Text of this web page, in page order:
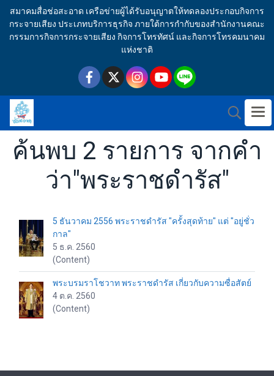
สมาคมสื่อช่อสะอาด เครือข่ายผู้ได้รับอนุญาตให้ทดลองประกอบกิจการ
กระจายเสียง ประเภทบริการธุรกิจ ภายใต้การกำกับของสำนักงานคณะ
กรรมการกิจการกระจายเสียง กิจการโทรทัศน์ และกิจการโทรคมนาคม
แห่งชาติ
ค้นพบ 2 รายการ จากคำ
ว่า"พระราชดำรัส"
5 ธันวาคม 2556 พระราชดำรัส "ครั้งสุดท้าย" แต่ "อยู่ชั่ว
กาล"
5 ธ.ค. 2560
(Content)
พระบรมราโชวาท พระราชดำรัส เกี่ยวกับความซื่อสัตย์
4 ต.ค. 2560
(Content)